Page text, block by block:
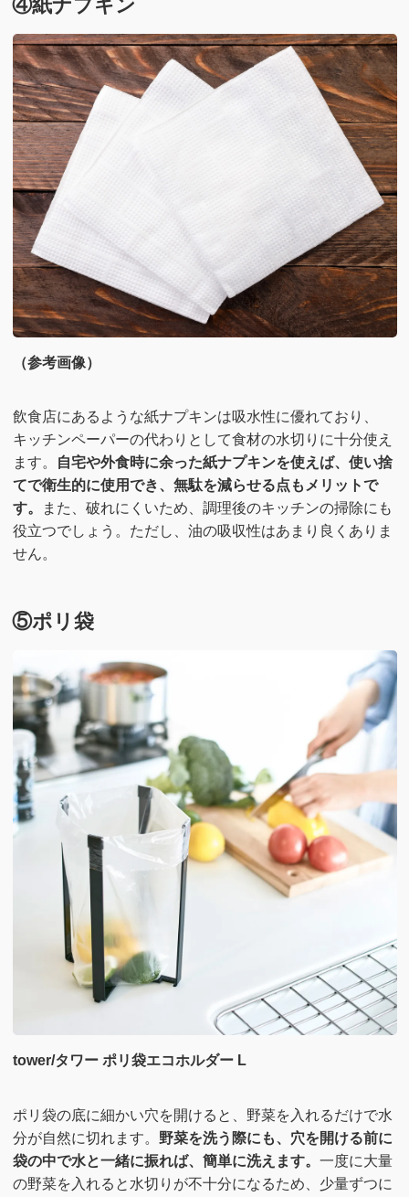
④紙ナプキン
（参考画像）
飲食店にあるような紙ナプキンは吸水性に優れており、
キッチンペーパーの代わりとして食材の水切りに十分使え
ます。
自宅や外食時に余った紙ナプキンを使えば、使い捨
てで衛生的に使用でき、無駄を減らせる点もメリットで
す。
また、破れにくいため、調理後のキッチンの掃除にも
役立つでしょう。ただし、油の吸収性はあまり良くありま
せん。
⑤ポリ袋
tower/タワー ポリ袋エコホルダー L
ポリ袋の底に細かい穴を開けると、野菜を入れるだけで水
分が自然に切れます。 野菜を洗う際にも、穴を開ける前に
袋の中で水と一緒に振れば、簡単に洗えます。 一度に大量
の野菜を入れると水切りが不十分になるため、少量ずつに